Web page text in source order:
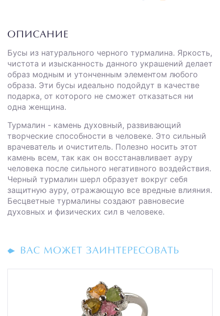
ОПИСАНИЕ
Бусы из натурального черного турмалина. Яркость,
чистота и изысканность данного украшений делает
образ модным и утонченным элементом любого
образа. Эти бусы идеально подойдут в качестве
подарка, от которого не сможет отказаться ни
одна женщина.
Турмалин - камень духовный, развивающий
творческие способности в человеке. Это сильный
врачеватель и очиститель. Полезно носить этот
камень всем, так как он восстанавливает ауру
человека после сильного негативного воздействия.
Черный турмалин шерл образует вокруг себя
защитную ауру, отражающую все вредные влияния.
Бесцветные турмалины создают равновесие
духовных и физических сил в человеке.
ВАС МОЖЕТ ЗАИНТЕРЕСОВАТЬ